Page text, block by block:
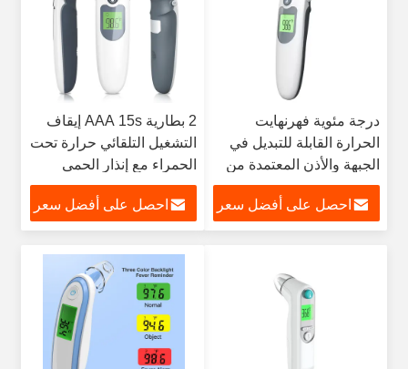
درجة مئوية فهرنهايت
الحرارة القابلة للتبديل في
الجبهة والأذن المعتمدة من
قبل إدارة الأغذية والعقاقير
احصل على أفضل سعر
2 بطارية AAA 15s إيقاف
التشغيل التلقائي حرارة تحت
الحمراء مع إنذار الحمى
احصل على أفضل سعر